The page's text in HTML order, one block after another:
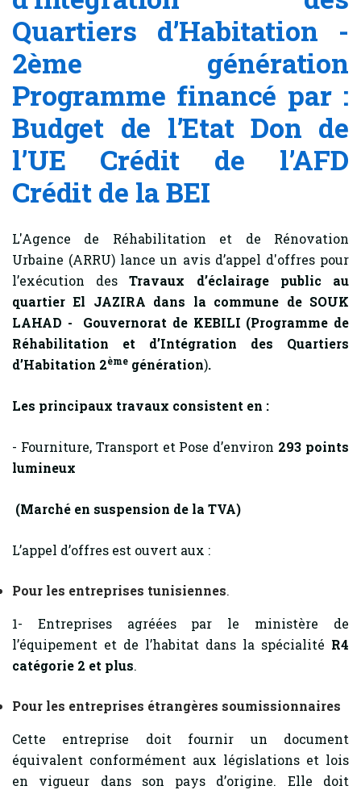
Quartiers d’Habitation -
2ème génération
Programme financé par :
Budget de l’Etat Don de
l’UE Crédit de l’AFD
Crédit de la BEI
L'Agence de Réhabilitation et de Rénovation
Urbaine (ARRU) lance un avis d’appel d'offres pour
l’exécution desTravaux d’éclairage public au
quartier El JAZIRA dans la commune de SOUK
LAHAD - Gouvernorat de KEBILI (Programme de
Réhabilitation et d’Intégration des Quartiers
d’Habitation 2ème génération).
Les principaux travaux consistent en :
- Fourniture, Transport et Pose d’environ 293 points
lumineux
(Marché en suspension de la TVA)
L’appel d’offres est ouvert aux :
Pour les entreprises tunisiennes.
1- Entreprises agréées par le ministère de
l’équipement et de l’habitat dans la spécialité R4
catégorie 2 et plus.
Pour les entreprises étrangères soumissionnaires
Cette entreprise doit fournir un document
équivalent conformément aux législations et lois
en vigueur dans son pays d’origine. Elle doit